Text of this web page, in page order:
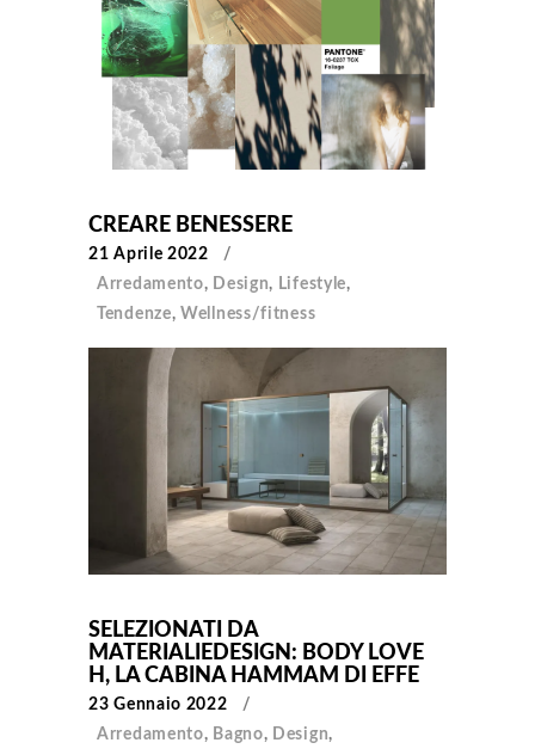
CREARE BENESSERE
21 Aprile 2022
Arredamento, Design, Lifestyle,
Tendenze, Wellness/fitness
SELEZIONATI DA
MATERIALIEDESIGN: BODY LOVE
H, LA CABINA HAMMAM DI EFFE
23 Gennaio 2022
Arredamento, Bagno, Design,